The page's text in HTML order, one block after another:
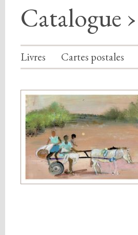
Catalogue
Livres Cartes postales